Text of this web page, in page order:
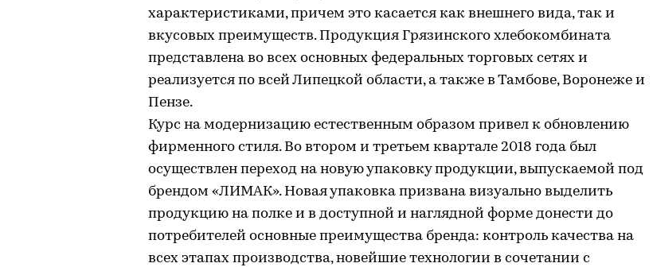
характеристиками, причем это касается как внешнего вида, так и
вкусовых преимуществ. Продукция Грязинского хлебокомбината
представлена во всех основных федеральных торговых сетях и
реализуется по всей Липецкой области, а также в Тамбове, Воронеже и
Пензе.
Курс на модернизацию естественным образом привел к обновлению
фирменного стиля. Во втором и третьем квартале 2018 года был
осуществлен переход на новую упаковку продукции, выпускаемой под
брендом «ЛИМАК». Новая упаковка призвана визуально выделить
продукцию на полке и в доступной и наглядной форме донести до
потребителей основные преимущества бренда: контроль качества на
всех этапах производства, новейшие технологии в сочетании с